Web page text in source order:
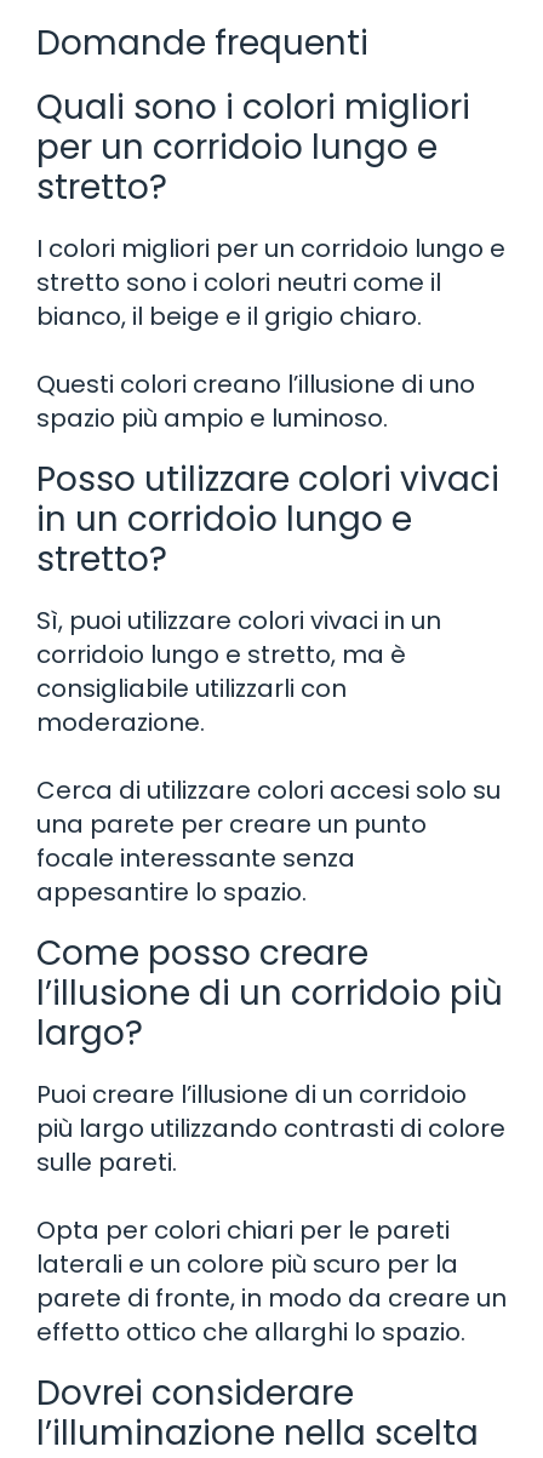
Domande frequenti
Quali sono i colori migliori
per un corridoio lungo e
stretto?
I colori migliori per un corridoio lungo e
stretto sono i colori neutri come il
bianco, il beige e il grigio chiaro.
Questi colori creano l’illusione di uno
spazio più ampio e luminoso.
Posso utilizzare colori vivaci
in un corridoio lungo e
stretto?
Sì, puoi utilizzare colori vivaci in un
corridoio lungo e stretto, ma è
consigliabile utilizzarli con
moderazione.
Cerca di utilizzare colori accesi solo su
una parete per creare un punto
focale interessante senza
appesantire lo spazio.
Come posso creare
l’illusione di un corridoio più
largo?
Puoi creare l’illusione di un corridoio
più largo utilizzando contrasti di colore
sulle pareti.
Opta per colori chiari per le pareti
laterali e un colore più scuro per la
parete di fronte, in modo da creare un
effetto ottico che allarghi lo spazio.
Dovrei considerare
l’illuminazione nella scelta